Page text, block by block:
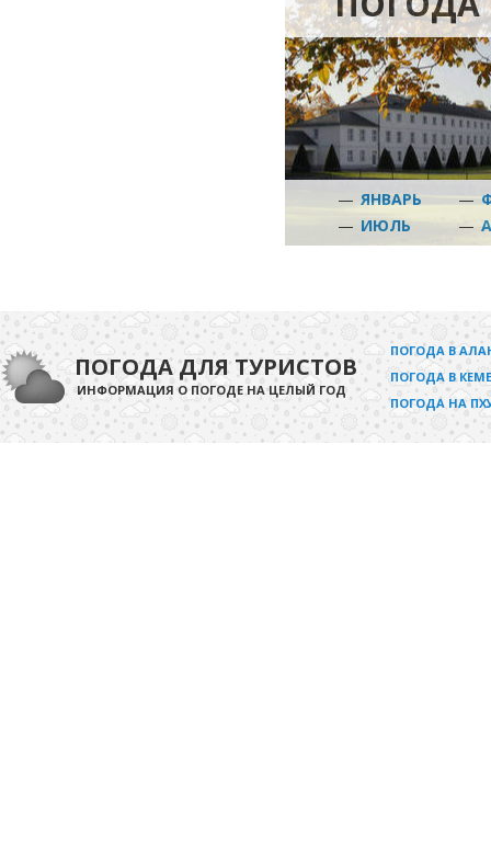
— ЯНВАРЬ —
— ИЮЛЬ —
ПОГОДА ДЛЯ ТУРИСТОВ
ИНФОРМАЦИЯ О ПОГОДЕ НА ЦЕЛЫЙ ГОД
ПОГОДА В
ПОГОДА В
ПОГОДА НА